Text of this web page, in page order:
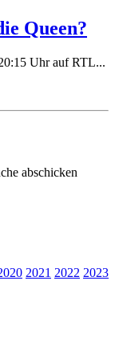
Queen?
Uhr auf RTL...
abschicken
2021 2022 2023